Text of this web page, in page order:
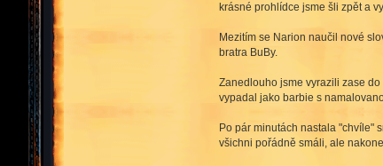
krásné prohlídce jsme šli zpět a
Mezitím se Narion naučil nové
bratra BuBy.
Zanedlouho jsme vyrazili zase
vypadal jako barbie s
Po pár minutách nastala "chvíle"
všichni pořádně smáli, ale